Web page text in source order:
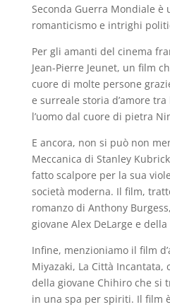
Seconda Guerra Mondiale è
romanticismo e intrighi
Per gli amanti del cinema
Jean-Pierre Jeunet, un film
cuore di molte persone
e surreale storia d’amore
l’uomo dal cuore di pietra
E ancora, non si può non
Meccanica di Stanley
fatto scalpore per la sua
società moderna. Il film,
romanzo di Anthony
giovane Alex DeLarge e
Infine, menzioniamo il film
Miyazaki, La Città Incantata,
della giovane Chihiro che si
in una spa per spiriti. Il film